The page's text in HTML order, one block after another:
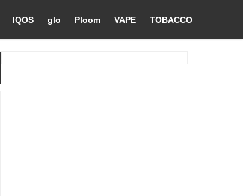
IQOS glo Ploom VAPE TOBACCO